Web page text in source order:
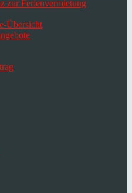
zur Ferienvermietung
Übersicht